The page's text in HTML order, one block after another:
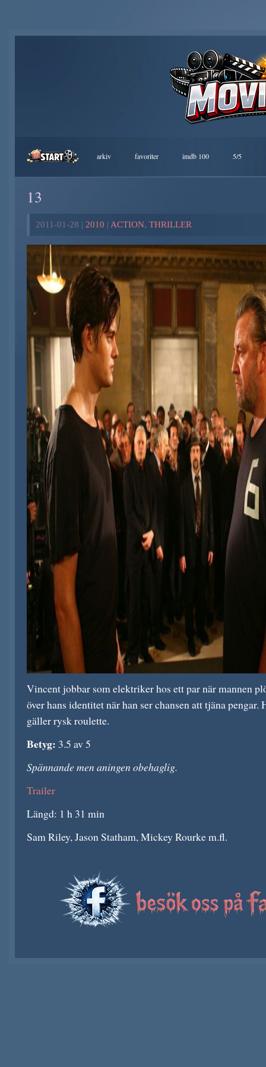
arkiv favoriter imdb 100 5/5
13
2011-01-28 | 2010 | ACTION, THRILLER
Vincent jobbar som elektriker hos ett par när mannen
över hans identitet när han ser chansen att tjäna pengar.
gäller rysk roulette.
Betyg: 3.5 av 5
Spännande men aningen obehaglig.
Trailer
Längd: 1 h 31 min
Sam Riley, Jason Statham, Mickey Rourke m.fl.